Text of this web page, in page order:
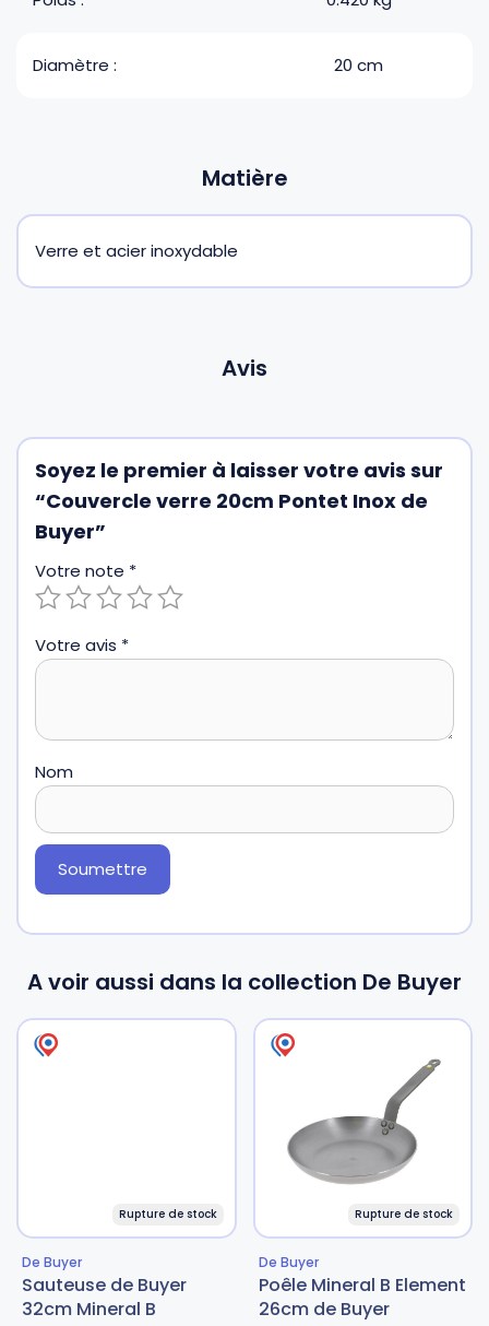
Diamètre : 20 cm
Matière
Verre et acier inoxydable
Avis
Soyez le premier à laisser votre avis sur
“Couvercle verre 20cm Pontet Inox de
Buyer”
Votre note *
Votre avis *
Nom
A voir aussi dans la collection De Buyer
Rupture de stock
De Buyer
Sauteuse de Buyer
32cm Mineral B
Rupture de stock
De Buyer
Poêle Mineral B Element
26cm de Buyer